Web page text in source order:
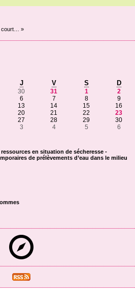
court… »
J V S D
30 31 1
2
6 7 8
9
13 14 15
16
20 21 22
23
27 28 29
30
3 4 5 6
en situation de sécheresse -
de prélèvements d’eau dans le milieu